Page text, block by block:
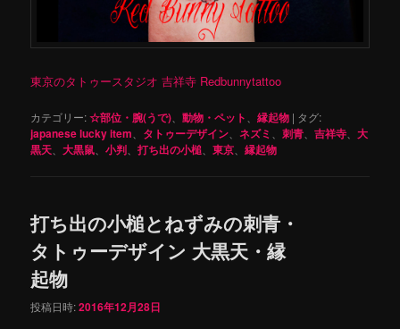
東京のタトゥースタジオ 吉祥寺 Redbunnytattoo
カテゴリー:☆部位・腕(うで) 、動物・ペット 、縁起物 | タグ:
japanese lucky item タトゥーデザイン 、ネズミ 、刺青 、吉祥寺 、大
黒天 、大黒鼠 、小判 、打ち出の小槌 、東京 、縁起物
打ち出の小槌とねずみの刺青・
タトゥーデザイン 大黒天・縁
起物
投稿日時:2016年12月28日